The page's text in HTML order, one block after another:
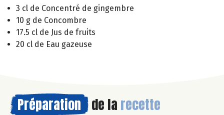
3 cl de Concentré de gingembre
10 g de Concombre
17.5 cl de Jus de fruits
20 cl de Eau gazeuse
Préparation de la recette